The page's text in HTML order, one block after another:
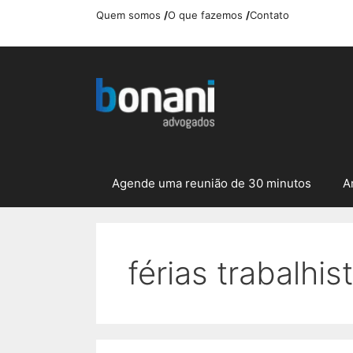
o
Quem somos /O que fazemos /Contato
Agende uma reunião de 30 minutos
férias